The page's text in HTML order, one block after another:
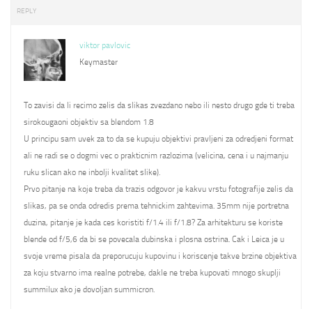
REPLY
viktor pavlovic
Keymaster
To zavisi da li recimo zelis da slikas zvezdano nebo ili nesto drugo gde ti treba
sirokougaoni objektiv sa blendom 1.8
U principu sam uvek za to da se kupuju objektivi pravljeni za odredjeni format
ali ne radi se o dogmi vec o prakticnim razlozima (velicina, cena i u najmanju
ruku slican ako ne inbolji kvalitet slike).
Prvo pitanje na koje treba da trazis odgovor je kakvu vrstu fotografije zelis da
slikas, pa se onda odredis prema tehnickim zahtevima. 35mm nije portretna
duzina, pitanje je kada ces koristiti f/1.4 ili f/1.8? Za arhitekturu se koriste
blende od f/5,6 da bi se povecala dubinska i plosna ostrina. Cak i Leica je u
svoje vreme pisala da preporucuju kupovinu i koriscenje takve brzine objektiva
za koju stvarno ima realne potrebe, dakle ne treba kupovati mnogo skuplji
summilux ako je dovoljan summicron.